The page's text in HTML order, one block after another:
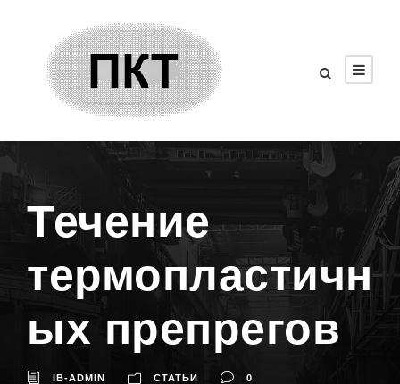
Течение
термопластичн
ых препрегов
IB-ADMIN СТАТЬИ 0